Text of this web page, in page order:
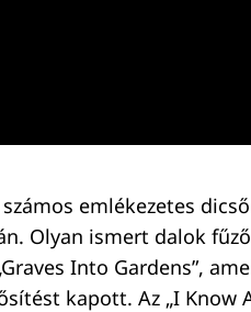
emlékezetes
Olyan ismert dalok
Into Gardens”,
kapott. Az „I Know